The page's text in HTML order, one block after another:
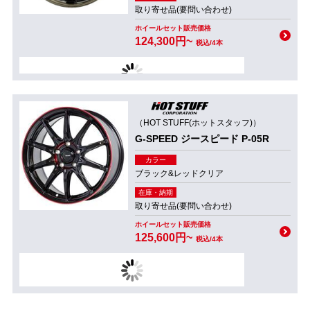
取り寄せ品(要問い合わせ)
ホイールセット販売価格
124,300円~ 税込/4本
（HOT STUFF(ホットスタッフ)）
G-SPEED ジースピード P-05R
カラー
ブラック&レッドクリア
在庫・納期
取り寄せ品(要問い合わせ)
ホイールセット販売価格
125,600円~ 税込/4本